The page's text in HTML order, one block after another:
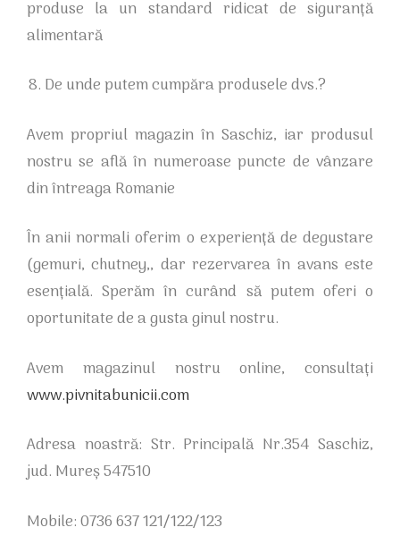
produse la un standard ridicat de siguranță
alimentară
De unde putem cumpăra produsele dvs.?
Avem propriul magazin în Saschiz, iar produsul
nostru se află în numeroase puncte de vânzare
din întreaga Romanie
În anii normali oferim o experiență de degustare
(gemuri, chutney,, dar rezervarea în avans este
esențială. Sperăm în curând să putem oferi o
oportunitate de a gusta ginul nostru.
Avem magazinul nostru online, consultați
www.pivnitabunicii.com
Adresa noastră: Str. Principală Nr.354 Saschiz,
jud. Mureș 547510
Mobile: 0736 637 121/122/123